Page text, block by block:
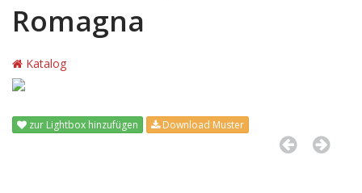
Romagna
Katalog
zur Lightbox hinzufügen Download Muster